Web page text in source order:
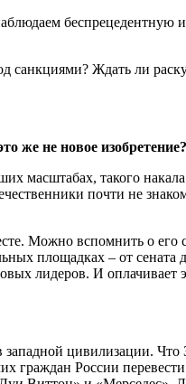
санкциями? Ждать ли
же не новое изобретение?
такого накала
почти не
Можно вспомнить о
площадках – от
лидеров. И оплачивает
цивилизации. Что
граждан России